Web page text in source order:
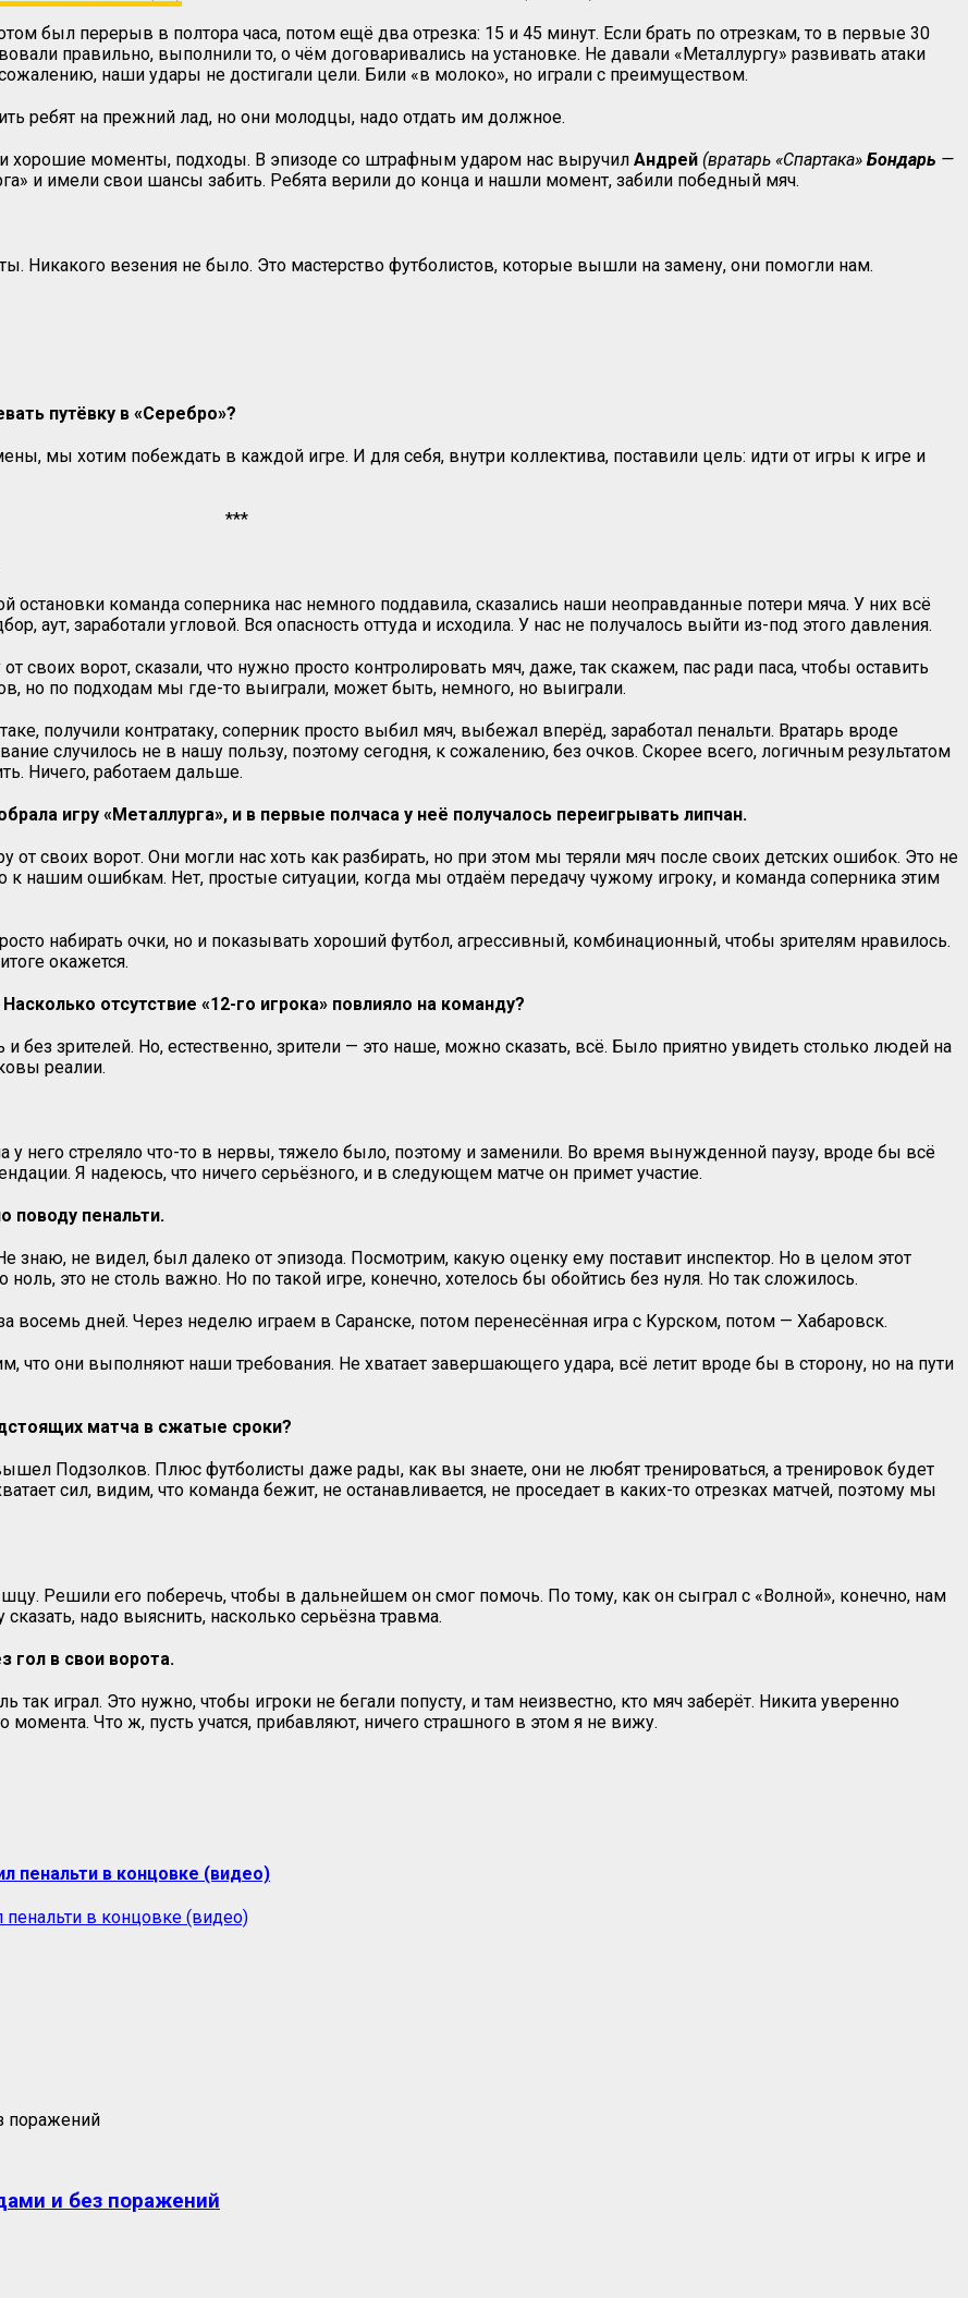
был перерыв в полтора часа, потом ещё два отрезка: 15 и 45 минут. Если брать по отрезкам, то в первые 30
правильно, выполнили то, о чём договаривались на установке. Не давали «Металлургу» развивать атаки
наши удары не достигали цели. Били «в молоко», но играли с преимуществом.
ребят на прежний лад, но они молодцы, надо отдать им должное.
хорошие моменты, подходы. В эпизоде со штрафным ударом нас выручил Андрей (вратарь «Спартака» Бондарь —
и имели свои шансы забить. Ребята верили до конца и нашли момент, забили победный мяч.
Никакого везения не было. Это мастерство футболистов, которые вышли на замену, они помогли нам.
путёвку в «Серебро»?
мы хотим побеждать в каждой игре. И для себя, внутри коллектива, поставили цель: идти от игры к игре и
***
команда соперника нас немного поддавила, сказались наши неоправданные потери мяча. У них всё
аут, заработали угловой. Вся опасность оттуда и исходила. У нас не получалось выйти из-под этого давления.
своих ворот, сказали, что нужно просто контролировать мяч, даже, так скажем, пас ради паса, чтобы оставить
но по подходам мы где-то выиграли, может быть, немного, но выиграли.
получили контратаку, соперник просто выбил мяч, выбежал вперёд, заработал пенальти. Вратарь вроде
случилось не в нашу пользу, поэтому сегодня, к сожалению, без очков. Скорее всего, логичным результатом
Ничего, работаем дальше.
игру «Металлурга», и в первые полчаса у неё получалось переигрывать липчан.
от своих ворот. Они могли нас хоть как разбирать, но при этом мы теряли мяч после своих детских ошибок. Это не
нашим ошибкам. Нет, простые ситуации, когда мы отдаём передачу чужому игроку, и команда соперника этим
набирать очки, но и показывать хороший футбол, агрессивный, комбинационный, чтобы зрителям нравилось.
окажется.
отсутствие «12-го игрока» повлияло на команду?
без зрителей. Но, естественно, зрители — это наше, можно сказать, всё. Было приятно увидеть столько людей на
реалии.
у него стреляло что-то в нервы, тяжело было, поэтому и заменили. Во время вынужденной паузу, вроде бы всё
Я надеюсь, что ничего серьёзного, и в следующем матче он примет участие.
поводу пенальти.
знаю, не видел, был далеко от эпизода. Посмотрим, какую оценку ему поставит инспектор. Но в целом этот
ноль, это не столь важно. Но по такой игре, конечно, хотелось бы обойтись без нуля. Но так сложилось.
восемь дней. Через неделю играем в Саранске, потом перенесённая игра с Курском, потом — Хабаровск.
что они выполняют наши требования. Не хватает завершающего удара, всё летит вроде бы в сторону, но на пути
матча в сжатые сроки?
Подзолков. Плюс футболисты даже рады, как вы знаете, они не любят тренироваться, а тренировок будет
сил, видим, что команда бежит, не останавливается, не проседает в каких-то отрезках матчей, поэтому мы
Решили его поберечь, чтобы в дальнейшем он смог помочь. По тому, как он сыграл с «Волной», конечно, нам
надо выяснить, насколько серьёзна травма.
гол в свои ворота.
играл. Это нужно, чтобы игроки не бегали попусту, и там неизвестно, кто мяч заберёт. Никита уверенно
Что ж, пусть учатся, прибавляют, ничего страшного в этом я не вижу.
пенальти в концовке (видео)
и без поражений